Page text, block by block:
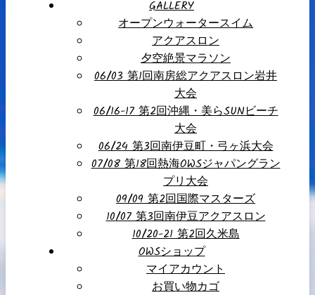
GALLERY
オープンウォータースイム
アクアスロン
夕空絶景マラソン
06/03 第1回南房総アクアスロン岩井
大会
06/16-17 第2回沖縄・美らSUNビーチ
大会
06/24 第3回南伊豆町・弓ヶ浜大会
07/08 第18回熱海OWSジャパングラン
プリ大会
09/09 第2回国際マスターズ
10/07 第3回南伊豆アクアスロン
10/20-21 第2回久米島
OWSショップ
マイアカウント
お買い物カゴ